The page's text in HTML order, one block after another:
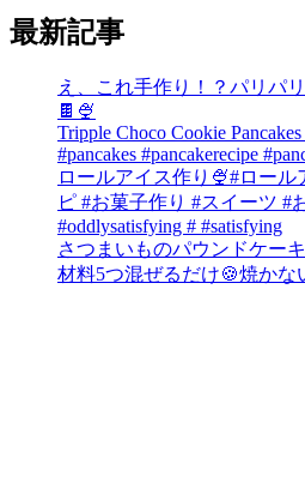
最新記事
え、これ手作り！？パリパ
🍫🍨
Tripple Choco Cookie
#pancakes #pancakerecipe
ロールアイス作り🍨#ロー
ピ #お菓子作り #スイーツ #
#oddlysatisfying # #satisfying⁠
さつまいものパウンドケー
材料5つ混ぜるだけ🍪焼かな